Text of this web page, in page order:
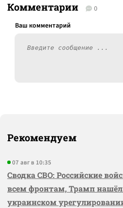
Комментарии 0
Рекомендуем
07 авг в 10:35
Сводка СВО: Российские
всем фронтам, Трамп нашёл
украинском